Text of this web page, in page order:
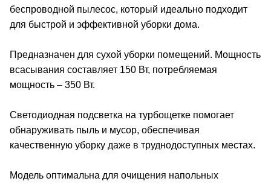
беспроводной пылесос, который идеально подходит
для быстрой и эффективной уборки дома.
Предназначен для сухой уборки помещений. Мощность
всасывания составляет 150 Вт, потребляемая
мощность – 350 Вт.
Светодиодная подсветка на турбощетке помогает
обнаруживать пыль и мусор, обеспечивая
качественную уборку даже в труднодоступных местах.
Модель оптимальна для очищения напольных